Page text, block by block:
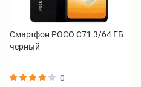
Смартфон POCO C71 3/64 ГБ
черный
0